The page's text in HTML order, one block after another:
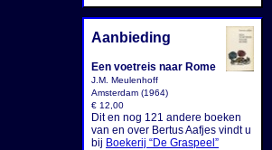
Aanbieding
Een voetreis naar Rome
J.M. Meulenhoff
Amsterdam (1964)
€ 12,00
Dit en nog 121 andere boeken
van en over Bertus Aafjes vindt u
bij Boekerij “De Graspeel”